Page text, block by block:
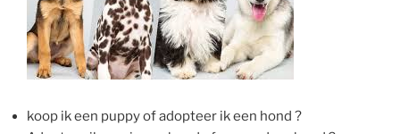
koop ik een puppy of adopteer ik een hond ?